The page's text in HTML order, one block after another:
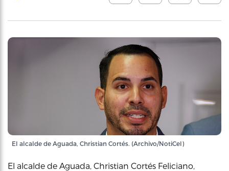
El alcalde de Aguada, Christian Cortés. (Archivo/NotiCel)
El alcalde de Aguada, Christian Cortés Feliciano,